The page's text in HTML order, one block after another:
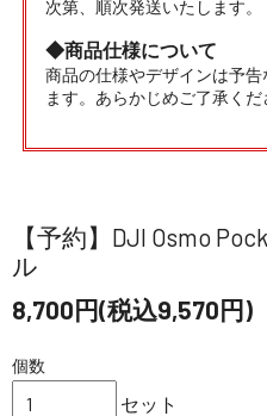
次第、順次発送いたします。
◆商品仕様について
商品の仕様やデザインは予
ます。あらかじめご了承くだ
【予約】DJI Osmo
ル
8,700円(税込9,570円)
個数
セット